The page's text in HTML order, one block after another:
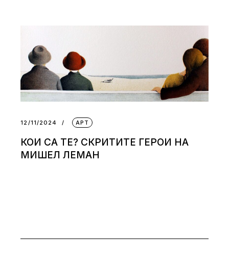
12/11/2024 АРТ
КОИ СА ТЕ? СКРИТИТЕ ГЕРОИ НА
МИШЕЛ ЛЕМАН